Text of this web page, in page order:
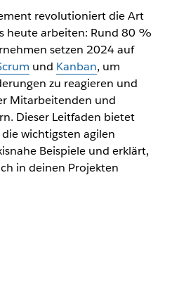
revolutioniert die Art
heute arbeiten: Rund 80 %
setzen 2024 auf
und Kanban, um
zu reagieren und
Mitarbeitenden und
Dieser Leitfaden bietet
wichtigsten agilen
Beispiele und erklärt,
in deinen Projekten